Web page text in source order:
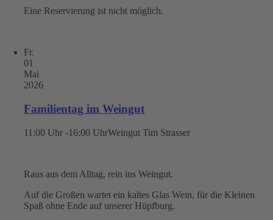
Eine Reservierung ist nicht möglich.
Fr.
01
Mai
2026
Familientag im Weingut
11:00 Uhr -16:00 UhrWeingut Tim Strasser
Raus aus dem Alltag, rein ins Weingut.
Auf die Großen wartet ein kaltes Glas Wein, für die Kleinen
Spaß ohne Ende auf unserer Hüpfburg.